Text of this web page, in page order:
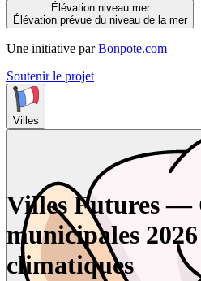
Élévation niveau mer
Élévation prévue du niveau de la mer
Une initiative par Bonpote.com
Soutenir le projet
Villes
Villes Futures —
municipales
climatiques